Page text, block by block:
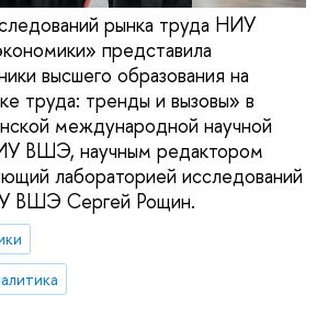
рынка труда НИУ
представила
высшего образования на
труда: тренды и вызовы» в
международной научной
ВШЭ, научным редактором
лабораторией исследований
ВШЭ Сергей Рощин.